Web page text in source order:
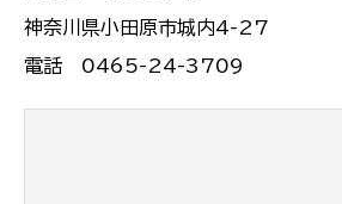
神奈川県小田原市城内4-27
電話 0465-24-3709